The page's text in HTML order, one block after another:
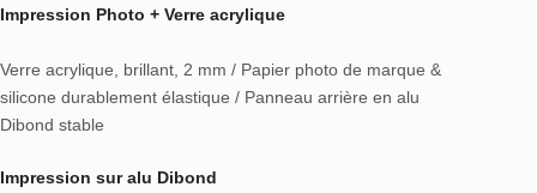
2.376,00€
Impression Photo + Verre acrylique
Verre acrylique, brillant, 2 mm / Papier photo de marque &
silicone durablement élastique / Panneau arrière en alu
Dibond stable
Impression sur alu Dibond